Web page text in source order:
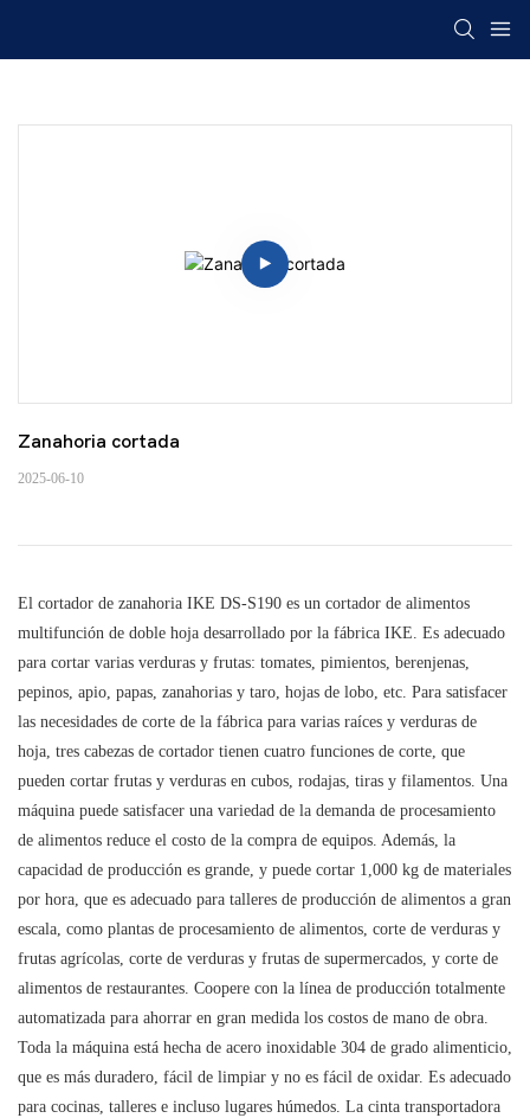
Zanahoria cortada
2025-06-10
El cortador de zanahoria IKE DS-S190 es un cortador de alimentos
multifunción de doble hoja desarrollado por la fábrica IKE. Es adecuado
para cortar varias verduras y frutas: tomates, pimientos, berenjenas,
pepinos, apio, papas, zanahorias y taro, hojas de lobo, etc. Para satisfacer
las necesidades de corte de la fábrica para varias raíces y verduras de
hoja, tres cabezas de cortador tienen cuatro funciones de corte, que
pueden cortar frutas y verduras en cubos, rodajas, tiras y filamentos. Una
máquina puede satisfacer una variedad de la demanda de procesamiento
de alimentos reduce el costo de la compra de equipos. Además, la
capacidad de producción es grande, y puede cortar 1,000 kg de materiales
por hora, que es adecuado para talleres de producción de alimentos a gran
escala, como plantas de procesamiento de alimentos, corte de verduras y
frutas agrícolas, corte de verduras y frutas de supermercados, y corte de
alimentos de restaurantes. Coopere con la línea de producción totalmente
automatizada para ahorrar en gran medida los costos de mano de obra.
Toda la máquina está hecha de acero inoxidable 304 de grado alimenticio,
que es más duradero, fácil de limpiar y no es fácil de oxidar. Es adecuado
para cocinas, talleres e incluso lugares húmedos. La cinta transportadora